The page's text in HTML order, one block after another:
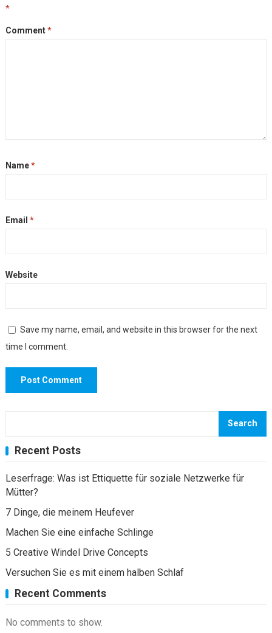
*
Comment*
Name*
Email *
Website
Save my name, email, and website in this browser for the next
time I comment.
Search
Recent Posts
Leserfrage: Was ist Ettiquette für soziale Netzwerke für
Mütter?
7 Dinge, die meinem Heufever
Machen Sie eine einfache Schlinge
5 Creative Windel Drive Concepts
Versuchen Sie es mit einem halben Schlaf
Recent Comments
No comments to show.